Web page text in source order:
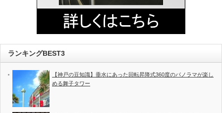
ランキングBEST3
【神戸の豆知識】垂水にあった回転昇降式360度のパノラマが楽し
める舞子タワー